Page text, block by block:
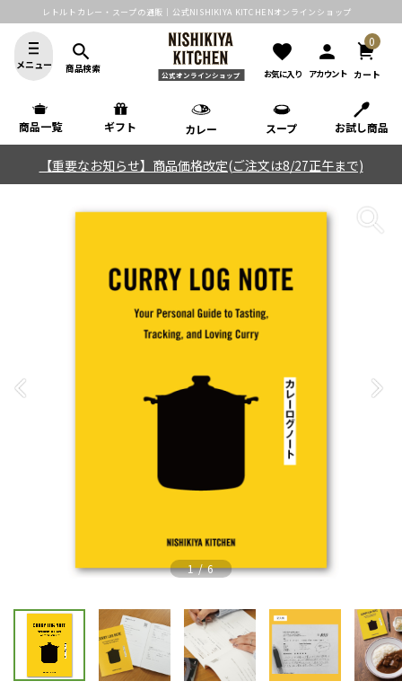
レトルトカレー・スープの通販｜公式NISHIKIYA KITCHENオンラインショップ
メニュー
search
商品検索
公式オンラインショップ
favorite
お気に入り
person
アカウント カート
0
商品一覧 ギフト カレー スープ お試し商品
【重要なお知らせ】商品価格改定(ご注文は8/27正午まで)
1/6